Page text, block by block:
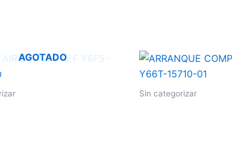
AGOTADO
Sin categorizar